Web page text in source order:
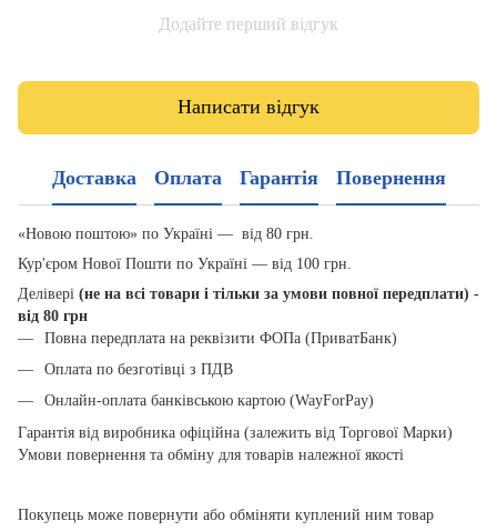
Додайте перший відгук
Написати відгук
Доставка Оплата Гарантія Повернення
«Новою поштою» по Україні — від 80 грн.
Кур'єром Нової Пошти по Україні — від 100 грн.
Делівері (не на всі товари і тільки за умови повної передплати) -
від 80 грн
Повна передплата на реквізити ФОПа (ПриватБанк)
Оплата по безготівці з ПДВ
Онлайн-оплата банківською картою (WayForPay)
Гарантія від виробника офіційна (залежить від Торгової Марки)
Умови повернення та обміну для товарів належної якості
Покупець може повернути або обміняти куплений ним товар